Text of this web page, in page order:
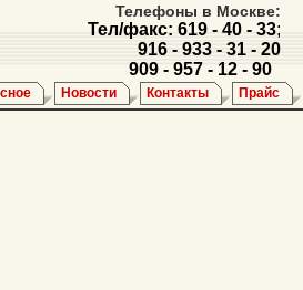
Телефоны в Москве:
Тел/факс: 619 - 40 - 33;
916 - 933 - 31 - 20
909 - 957 - 12 - 90
Новости Контакты Прайс